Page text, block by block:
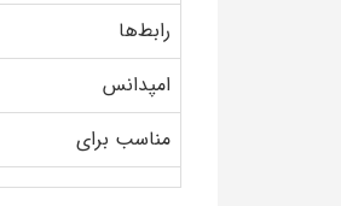
رابط‌ها
امپدانس
مناسب برای